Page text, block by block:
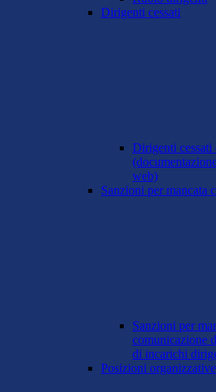
Dirigenti cessati
Dirigenti
web)
Sanzioni per mancata
Sanzioni per
comunicazione
di incarichi
Posizioni organizzative